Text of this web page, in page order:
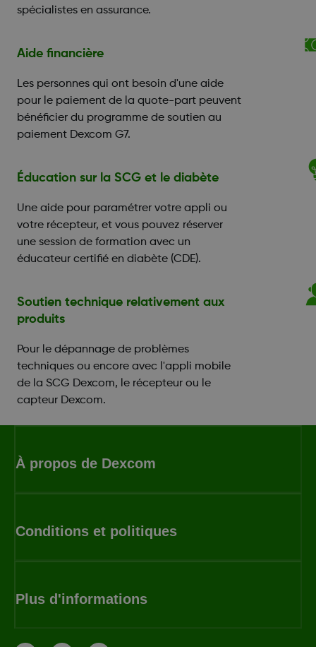
spécialistes en assurance.
Aide financière
Les personnes qui ont besoin d'une aide
pour le paiement de la quote-part peuvent
bénéficier du programme de soutien au
paiement Dexcom G7.
Éducation sur la SCG et le diabète
Une aide pour paramétrer votre appli ou
votre récepteur, et vous pouvez réserver
une session de formation avec un
éducateur certifié en diabète (CDE).
Soutien technique relativement aux
produits
Pour le dépannage de problèmes
techniques ou encore avec l'appli mobile
de la SCG Dexcom, le récepteur ou le
capteur Dexcom.
À propos de Dexcom
Conditions et politiques
Plus d'informations